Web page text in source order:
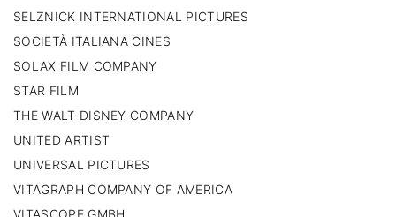
SELZNICK INTERNATIONAL PICTURES
SOCIETÀ ITALIANA CINES
SOLAX FILM COMPANY
STAR FILM
THE WALT DISNEY COMPANY
UNITED ARTIST
UNIVERSAL PICTURES
VITAGRAPH COMPANY OF AMERICA
VITASCOPE GMBH